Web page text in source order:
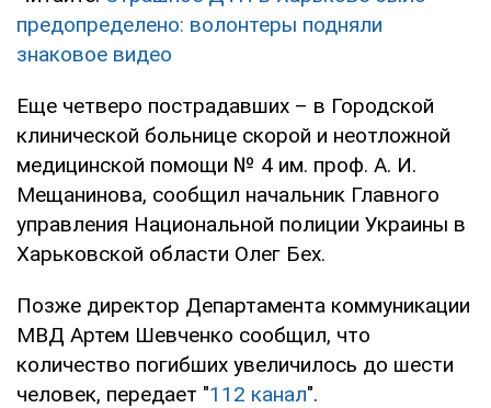
предопределено: волонтеры подняли
знаковое видео
Еще четверо пострадавших – в Городской
клинической больнице скорой и неотложной
медицинской помощи № 4 им. проф. А. И.
Мещанинова, сообщил начальник Главного
управления Национальной полиции Украины в
Харьковской области Олег Бех.
Позже директор Департамента коммуникации
МВД Артем Шевченко сообщил, что
количество погибших увеличилось до шести
человек, передает "112 канал".